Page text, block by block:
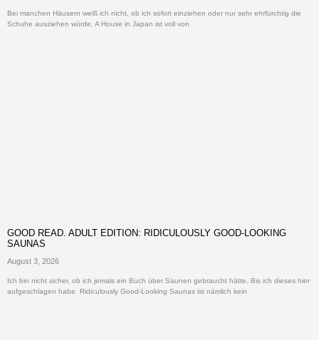
Bei manchen Häusern weiß ich nicht, ob ich sofort einziehen oder nur sehr ehrfürchtig die
Schuhe ausziehen würde. A House in Japan ist voll von
GOOD READ. ADULT EDITION: RIDICULOUSLY GOOD-LOOKING
SAUNAS
August 3, 2026
Ich bin nicht sicher, ob ich jemals ein Buch über Saunen gebraucht hätte. Bis ich dieses hier
aufgeschlagen habe. Ridiculously Good-Looking Saunas ist nämlich kein